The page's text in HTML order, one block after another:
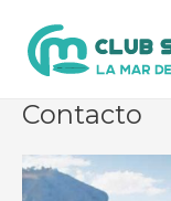
contenido
Contacto